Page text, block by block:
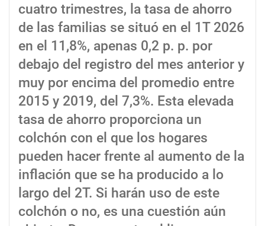
cuatro trimestres, la tasa de ahorro
de las familias se situó en el 1T 2026
en el 11,8%, apenas 0,2 p. p. por
debajo del registro del mes anterior y
muy por encima del promedio entre
2015 y 2019, del 7,3%. Esta elevada
tasa de ahorro proporciona un
colchón con el que los hogares
pueden hacer frente al aumento de la
inflación que se ha producido a lo
largo del 2T. Si harán uso de este
colchón o no, es una cuestión aún